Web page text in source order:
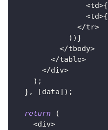
<td>{
<td>{
</tr>
) ) }
</tbody>
</table>
</div>
) ;
} , [data] ) ;
return
(
<div>